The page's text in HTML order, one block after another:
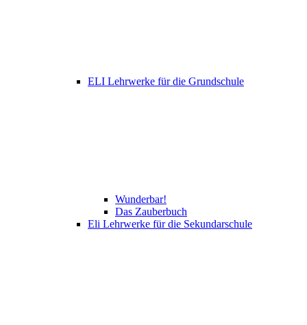
ELI Lehrwerke für die Grundschule
Wunderbar!
Das Zauberbuch
Eli Lehrwerke für die Sekundarschule